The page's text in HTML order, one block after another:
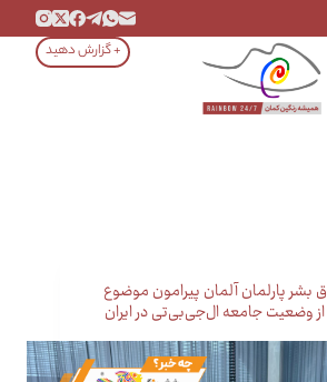
+ گزارش دهید
پارلمان آلمان پیرامون موضوع
وضعیت جامعه ال‌جی‌بی‌تی در ایران